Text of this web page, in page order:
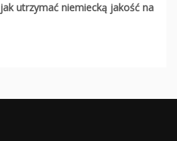
utrzymać niemiecką jakość na